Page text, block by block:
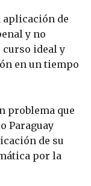
aplicación de
y no
curso ideal y
en un tiempo
problema que
Paraguay
de su
por la